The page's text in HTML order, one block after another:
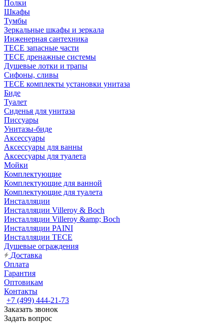
Полки
Шкафы
Тумбы
Зеркальные шкафы и зеркала
Инженерная сантехника
TECE запасные части
TECE дренажные системы
Душевые лотки и трапы
Сифоны, сливы
TECE комплекты установки унитаза
Биде
Туалет
Сиденья для унитаза
Писсуары
Унитазы-биде
Аксессуары
Аксессуары для ванны
Аксессуары для туалета
Мойки
Комплектующие
Комплектующие для ванной
Комплектующие для туалета
Инсталляции
Инсталляции Villeroy & Boch
Инсталляции Villeroy &amp; Boch
Инсталляции PAINI
Инсталляции TECE
Душевые ограждения
Доставка
Оплата
Гарантия
Оптовикам
Контакты
+7 (499) 444-21-73
Заказать звонок
Задать вопрос